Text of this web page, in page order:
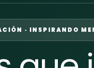
· INSPIRANDO